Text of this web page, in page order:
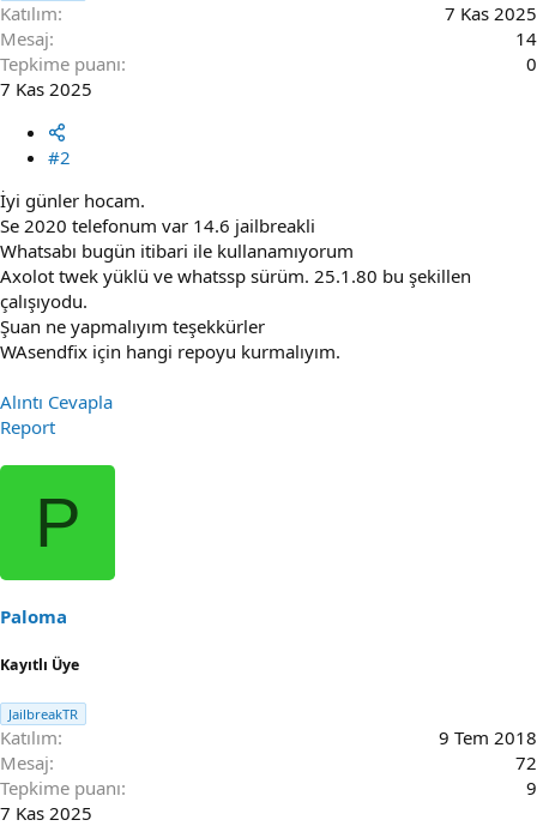
Katılım
7 Kas 2025
Mesaj
14
Tepkime puanı
0
7 Kas 2025
#2
İyi günler hocam.
Se 2020 telefonum var 14.6 jailbreakli
Whatsabı bugün itibari ile kullanamıyorum
Axolot twek yüklü ve whatssp sürüm. 25.1.80 bu şekillen
çalışıyodu.
Şuan ne yapmalıyım teşekkürler
WAsendfix için hangi repoyu kurmalıyım.
Alıntı Cevapla
Report
P
Paloma
Kayıtlı Üye
JailbreakTR
Katılım
9 Tem 2018
Mesaj
72
Tepkime puanı
9
7 Kas 2025